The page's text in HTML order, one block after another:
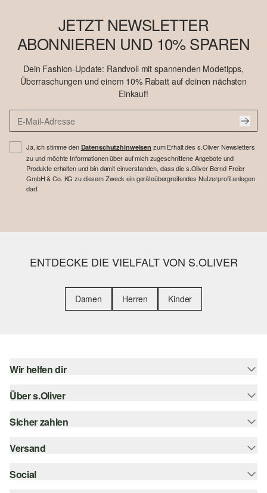
JETZT NEWSLETTER
ABONNIEREN UND 10% SPAREN
Dein Fashion-Update: Randvoll mit spannenden Modetipps,
Überraschungen und einem 10% Rabatt auf deinen nächsten
Einkauf!
Ja, ich stimme den Datenschutzhinweisen zum Erhalt des s.Oliver Newsletters
zu und möchte Informationen über auf mich zugeschnittene Angebote und
Produkte erhalten und bin damit einverstanden, dass die s.Oliver Bernd Freier
GmbH & Co. KG zu diesem Zweck ein geräteübergreifendes Nutzerprofil anlegen
darf.
ENTDECKE DIE VIELFALT VON S.OLIVER
Damen Herren Kinder
Wir helfen dir
Hilfe & FAQ
Größenberatung
Top-Kategorien
Über s.Oliver
s.Oliver Magazin
Whatsapp
Sicher zahlen
Rechnung
Kreditkarte
Versand
Sendungsverfolgung
Social